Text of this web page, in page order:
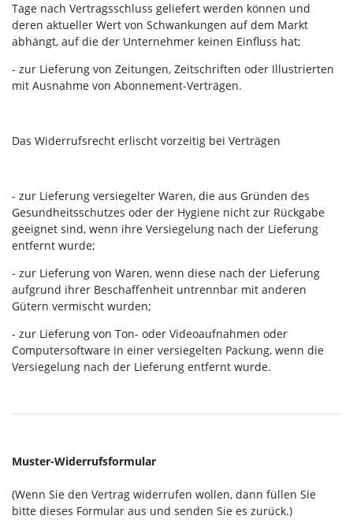
Tage nach Vertragsschluss geliefert werden können und
deren aktueller Wert von Schwankungen auf dem Markt
abhängt, auf die der Unternehmer keinen Einfluss hat;
- zur Lieferung von Zeitungen, Zeitschriften oder Illustrierten
mit Ausnahme von Abonnement-Verträgen.
Das Widerrufsrecht erlischt vorzeitig bei Verträgen
- zur Lieferung versiegelter Waren, die aus Gründen des
Gesundheitsschutzes oder der Hygiene nicht zur Rückgabe
geeignet sind, wenn ihre Versiegelung nach der Lieferung
entfernt wurde;
- zur Lieferung von Waren, wenn diese nach der Lieferung
aufgrund ihrer Beschaffenheit untrennbar mit anderen
Gütern vermischt wurden;
- zur Lieferung von Ton- oder Videoaufnahmen oder
Computersoftware in einer versiegelten Packung, wenn die
Versiegelung nach der Lieferung entfernt wurde.
Muster-Widerrufsformular
(Wenn Sie den Vertrag widerrufen wollen, dann füllen Sie
bitte dieses Formular aus und senden Sie es zurück.)